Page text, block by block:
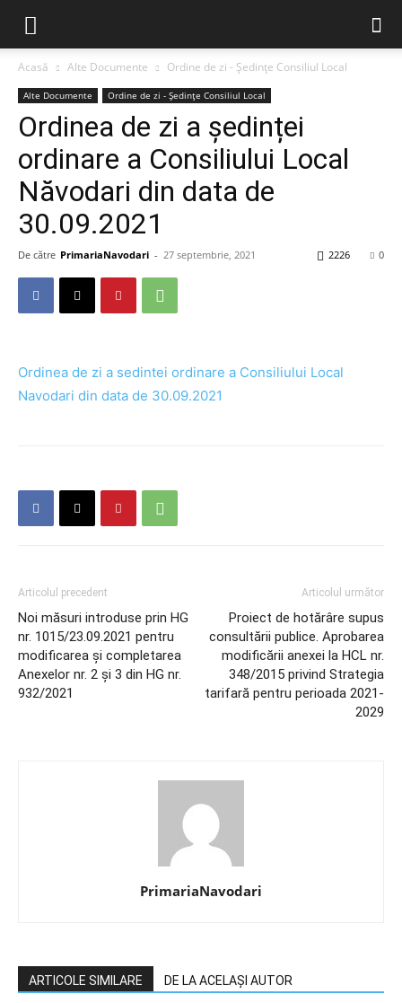
Acasă Alte Documente Ordine de zi - Ședințe Consiliul Local
Alte Documente Ordine de zi - Ședințe Consiliul Local
Ordinea de zi a ședinței
ordinare a Consiliului Local
Năvodari din data de
30.09.2021
De către PrimariaNavodari - 27 septembrie, 2021 0
2226
Ordinea de zi a sedintei ordinare a Consiliului Local
Navodari din data de 30.09.2021
Articolul precedent
Noi măsuri introduse prin HG
nr. 1015/23.09.2021 pentru
modificarea și completarea
Anexelor nr. 2 și 3 din HG nr.
932/2021
Articolul următor
Proiect de hotărâre supus
consultării publice. Aprobarea
modificării anexei la HCL nr.
348/2015 privind Strategia
tarifară pentru perioada 2021-
2029
PrimariaNavodari
ARTICOLE SIMILARE DE LA ACELAȘI AUTOR